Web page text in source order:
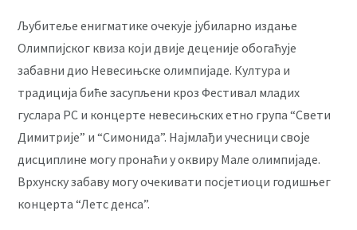
Љубитеље енигматике очекује јубиларно издање
Олимпијског квиза који двије деценије обогаћује
забавни дио Невесињске олимпијаде. Култура и
традиција биће засупљени кроз Фестивал младих
гуслара РС и концерте невесињских етно група “Свети
Димитрије” и “Симонида”. Најмлађи учесници своје
дисциплине могу пронаћи у оквиру Мале олимпијаде.
Врхунску забаву могу очекивати посјетиоци годишњег
концерта “Летс денса”.